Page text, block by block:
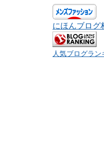
にほんブログ
人気ブログラン